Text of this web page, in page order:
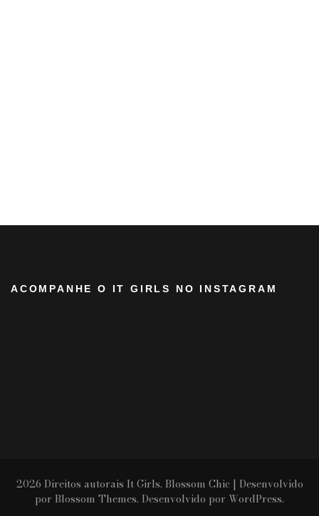
ACOMPANHE O IT GIRLS NO INSTAGRAM
2026 Direitos autorais It Girls. Blossom Chic | Desenvolvido
por Blossom Themes. Desenvolvido por WordPress.